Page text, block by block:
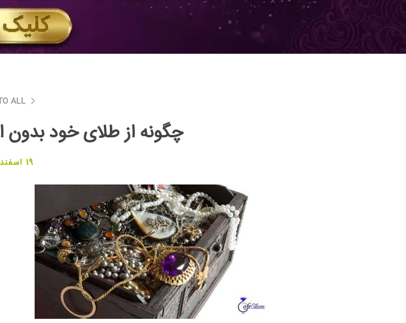
ALL
چگونه از طلای خود
19 اسفند 1403